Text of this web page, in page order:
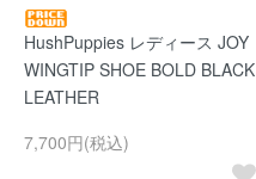
HushPuppies レディース JOY
WINGTIP SHOE BOLD BLACK
LEATHER
7,700円(税込)